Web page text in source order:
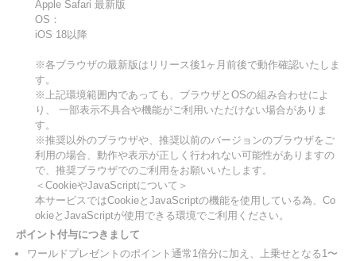
Apple Safari 最新版
OS：
iOS 18以降
※各ブラウザの最新版はリリース後1ヶ月前後で動作確認いたしま
す。
※上記環境範囲内であっても、ブラウザとOSの組み合わせによ
り、 一部表示不具合や機能がご利用いただけない場合がありま
す。
※推奨以外のブラウザや、推奨以前のバージョンのブラウザをご
利用の場合、動作や表示が正しく行われない可能性がありますの
で、推奨ブラウザでのご利用をお願いいたします。
＜CookieやJavaScriptについて＞
本サービスではCookieとJavaScriptの機能を使用している為、Co
okieとJavaScriptが使用できる環境でご利用ください。
ポイント付与につきまして
ワールドプレゼントのポイント通常1倍分に加え、上乗せとなる1〜